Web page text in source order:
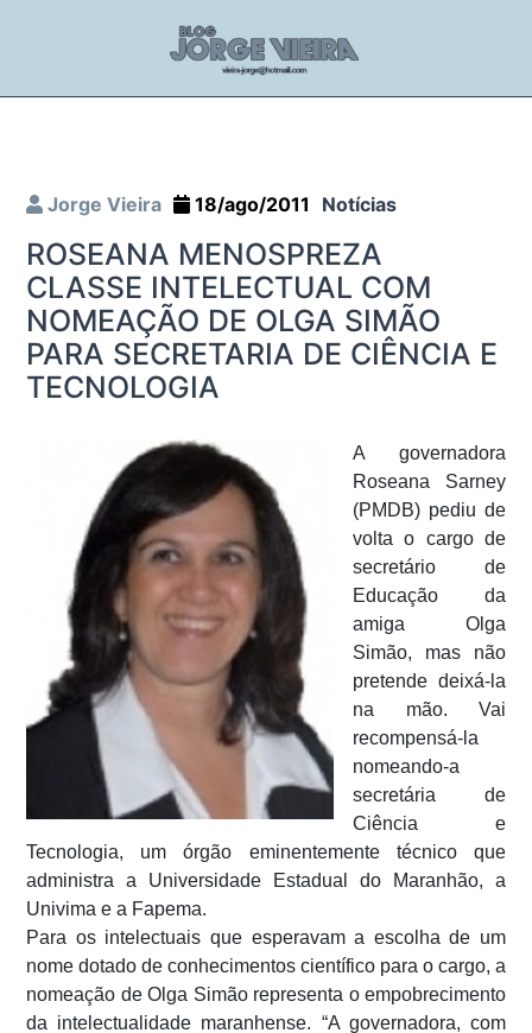
Jorge Vieira 18/ago/2011 Notícias
ROSEANA MENOSPREZA
CLASSE INTELECTUAL COM
NOMEAÇÃO DE OLGA SIMÃO
PARA SECRETARIA DE CIÊNCIA E
TECNOLOGIA
A governadora
Roseana Sarney
(PMDB) pediu de
volta o cargo de
secretário de
Educação da
amiga Olga
Simão, mas não
pretende deixá-la
na mão. Vai
recompensá-la
nomeando-a
secretária de
Ciência e
Tecnologia, um órgão eminentemente técnico que
administra a Universidade Estadual do Maranhão, a
Univima e a Fapema.
Para os intelectuais que esperavam a escolha de um
nome dotado de conhecimentos científico para o cargo, a
nomeação de Olga Simão representa o empobrecimento
da intelectualidade maranhense. “A governadora, com